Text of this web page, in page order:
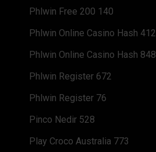
Phlwin Free 200 140
Phlwin Online Casino Hash 412
Phlwin Online Casino Hash 848
Phlwin Register 672
Phlwin Register 76
Pinco Nedir 528
Play Croco Australia 773